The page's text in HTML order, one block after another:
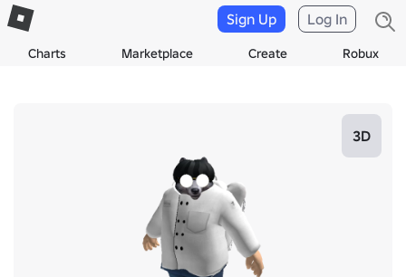
Charts Marketplace Create Robux
Sign Up Log In
3D